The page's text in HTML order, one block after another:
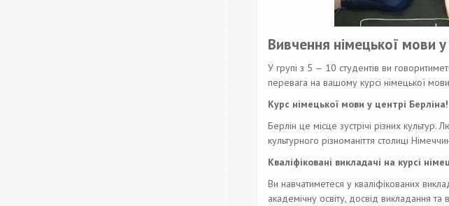
Вивчення німецької мови
У групі з 5 — 10 студентів ви
перевага на вашому курсі німецької
Курс німецької мови у центрі Берліна!
Берлін це місце зустрічі різних
культурного різноманіття столиці
Кваліфіковані викладачі на курсі
Ви навчатиметеся у кваліфікованих
академічну освіту, досвід викладання